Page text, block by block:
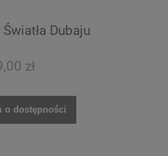
Dubaju
zł
o dostępności